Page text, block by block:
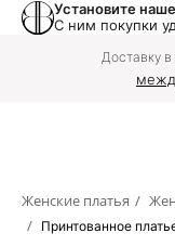
Установите
С ним покупки
Доставку
Женские платья /
/ Принтованное